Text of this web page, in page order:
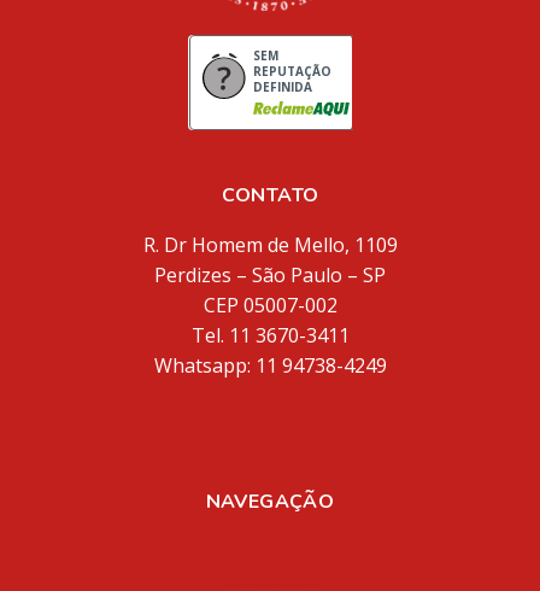
SEM
REPUTAÇÃO
DEFINIDA
CONTATO
R. Dr Homem de Mello, 1109
Perdizes – São Paulo – SP
CEP 05007-002
Tel. 11 3670-3411
Whatsapp: 11 94738-4249
NAVEGAÇÃO